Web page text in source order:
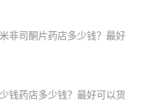
非司酮片药店多少钱？最好
钱药店多少钱？最好可以货